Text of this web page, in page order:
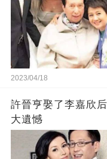
2023/04/18
許晉亨娶了李嘉欣
大遺憾